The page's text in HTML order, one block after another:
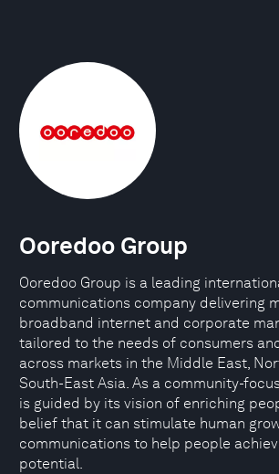
Ooredoo Group
Ooredoo Group is a leading
communications company delivering
broadband internet and corporate
tailored to the needs of consumers
across markets in the Middle East,
South-East Asia. As a community-
is guided by its vision of enriching
belief that it can stimulate human
communications to help people
potential.